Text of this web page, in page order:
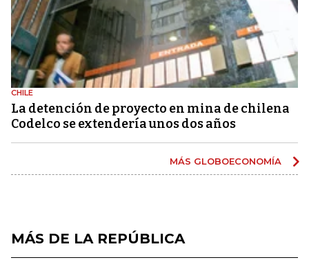
CHILE
La detención de proyecto en mina de chilena
Codelco se extendería unos dos años
MÁS GLOBOECONOMÍA
MÁS DE LA REPÚBLICA